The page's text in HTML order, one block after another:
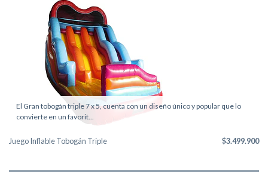
El Gran tobogán triple 7 x 5, cuenta con un diseño único y popular que lo
convierte en un favorit...
Juego Inflable Tobogán Triple $3.499.900